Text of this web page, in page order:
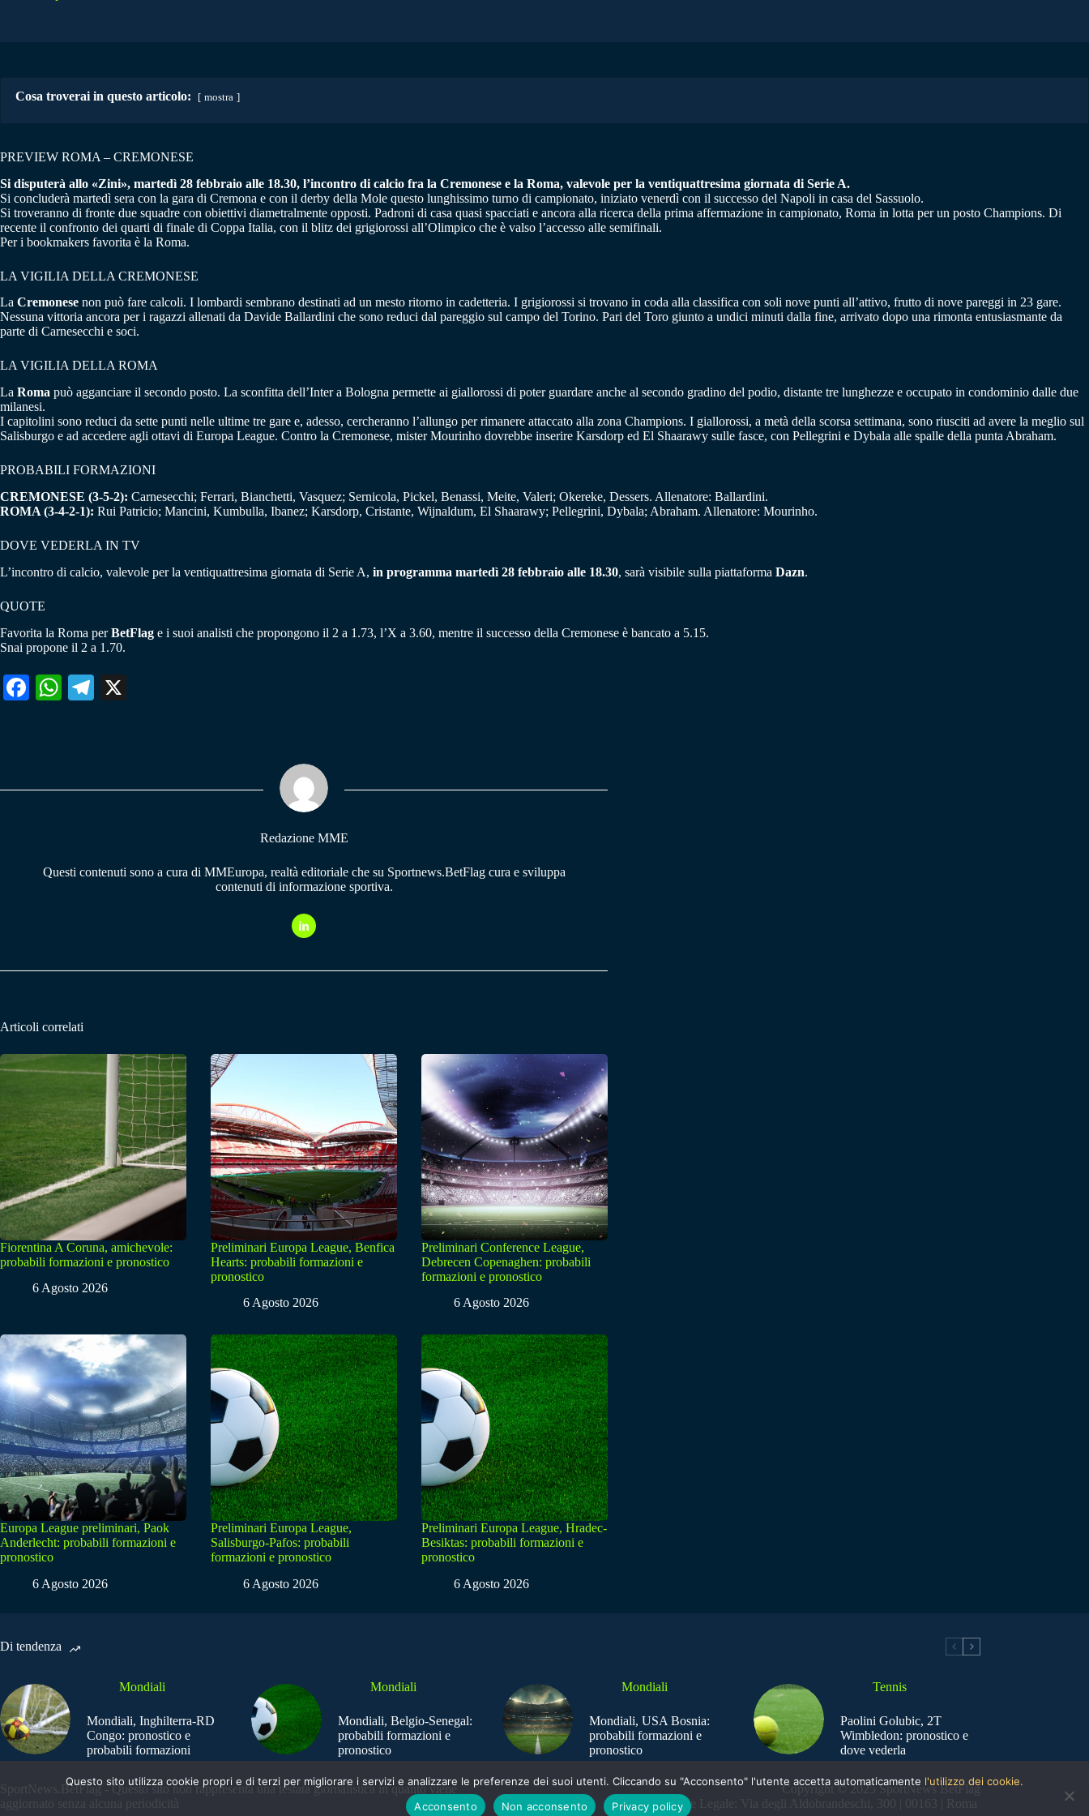
Cosa troverai in questo articolo: mostra
PREVIEW ROMA – CREMONESE
Si disputerà allo «Zini», martedì 28 febbraio alle 18.30, l’incontro di calcio fra la Cremonese e la Roma, valevole per la ventiquattresima giornata di Serie A.
Si concluderà martedì sera con la gara di Cremona e con il derby della Mole questo lunghissimo turno di campionato, iniziato venerdì con il successo del Napoli in casa del Sassuolo.
Si troveranno di fronte due squadre con obiettivi diametralmente opposti. Padroni di casa quasi spacciati e ancora alla ricerca della prima affermazione in campionato, Roma in lotta per un posto Champions. Di
recente il confronto dei quarti di finale di Coppa Italia, con il blitz dei grigiorossi all’Olimpico che è valso l’accesso alle semifinali.
Per i bookmakers favorita è la Roma.
LA VIGILIA DELLA CREMONESE
La Cremonese non può fare calcoli. I lombardi sembrano destinati ad un mesto ritorno in cadetteria. I grigiorossi si trovano in coda alla classifica con soli nove punti all’attivo, frutto di nove pareggi in 23 gare.
Nessuna vittoria ancora per i ragazzi allenati da Davide Ballardini che sono reduci dal pareggio sul campo del Torino. Pari del Toro giunto a undici minuti dalla fine, arrivato dopo una rimonta entusiasmante da
parte di Carnesecchi e soci.
LA VIGILIA DELLA ROMA
La Roma può agganciare il secondo posto. La sconfitta dell’Inter a Bologna permette ai giallorossi di poter guardare anche al secondo gradino del podio, distante tre lunghezze e occupato in condominio dalle due
milanesi.
I capitolini sono reduci da sette punti nelle ultime tre gare e, adesso, cercheranno l’allungo per rimanere attaccato alla zona Champions. I giallorossi, a metà della scorsa settimana, sono riusciti ad avere la meglio sul
Salisburgo e ad accedere agli ottavi di Europa League. Contro la Cremonese, mister Mourinho dovrebbe inserire Karsdorp ed El Shaarawy sulle fasce, con Pellegrini e Dybala alle spalle della punta Abraham.
PROBABILI FORMAZIONI
CREMONESE (3-5-2): Carnesecchi; Ferrari, Bianchetti, Vasquez; Sernicola, Pickel, Benassi, Meite, Valeri; Okereke, Dessers. Allenatore: Ballardini.
ROMA (3-4-2-1): Rui Patricio; Mancini, Kumbulla, Ibanez; Karsdorp, Cristante, Wijnaldum, El Shaarawy; Pellegrini, Dybala; Abraham. Allenatore: Mourinho.
DOVE VEDERLA IN TV
L’incontro di calcio, valevole per la ventiquattresima giornata di Serie A, in programma martedì 28 febbraio alle 18.30, sarà visibile sulla piattaforma Dazn.
QUOTE
Favorita la Roma perBetFlag e i suoi analisti che propongono il 2 a 1.73, l’X a 3.60, mentre il successo della Cremonese è bancato a 5.15.
Snai propone il 2 a 1.70.
Fa W
pp
Te
m
Redazione MME
Questi contenuti sono a cura di MMEuropa, realtà editoriale che su Sportnews.BetFlag cura e sviluppa
contenuti di informazione sportiva.
Articoli correlati
Fiorentina A Coruna, amichevole:
probabili formazioni e pronostico
6 Agosto 2026
Preliminari Europa League, Benfica
Hearts: probabili formazioni e
pronostico
6 Agosto 2026
Preliminari Conference League,
Debrecen Copenaghen: probabili
formazioni e pronostico
6 Agosto 2026
Europa League preliminari, Paok
Anderlecht: probabili formazioni e
pronostico
6 Agosto 2026
Preliminari Europa League,
Salisburgo-Pafos: probabili
formazioni e pronostico
6 Agosto 2026
Preliminari Europa League, Hradec-
Besiktas: probabili formazioni e
pronostico
6 Agosto 2026
Di tendenza
Mondiali
Mondiali, Inghilterra-RD
Congo: pronostico e
probabili formazioni
Mondiali
Mondiali, Belgio-Senegal:
probabili formazioni e
pronostico
Mondiali
Mondiali, USA Bosnia:
probabili formazioni e
pronostico
Tennis
Paolini Golubic, 2T
Wimbledon: pronostico e
dove vederla
SportNews.BetFlag - Questo sito non rappresenta una testata giornalistica in quanto viene
aggiornato senza alcuna periodicità
Copyright © 2025 SportNews BetFlag
Sede Legale: Via degli Aldobrandeschi, 300 | 00163 | Roma
Questo sito utilizza cookie propri e di terzi per migliorare i servizi e analizzare le preferenze dei suoi utenti. Cliccando su "Acconsento" l'utente accetta automaticamente l'utilizzo dei cookie.
Acconsento
Non acconsento Privacy policy